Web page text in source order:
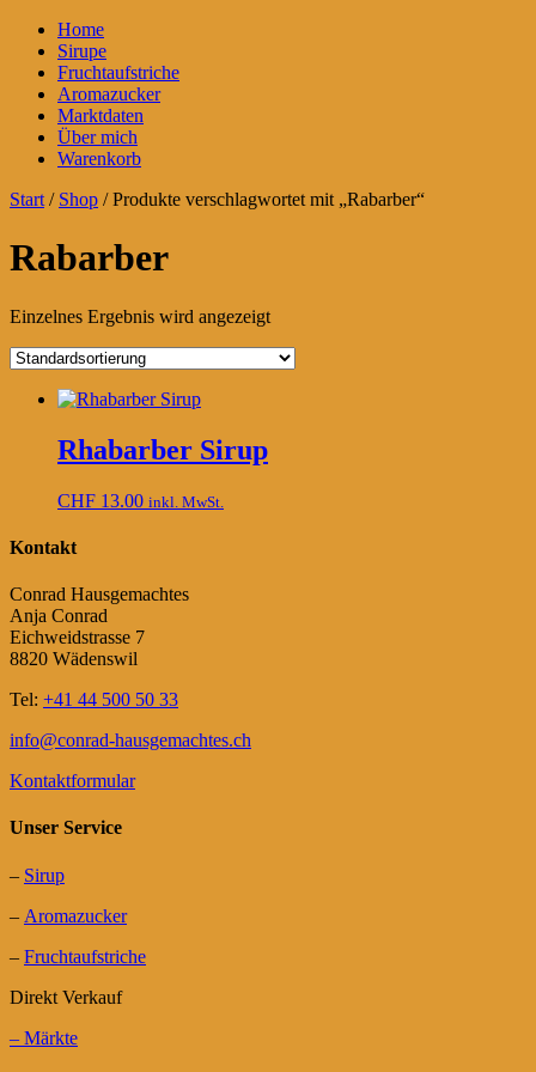
Home
Sirupe
Fruchtaufstriche
Aromazucker
Marktdaten
Über mich
Warenkorb
Start / Shop / Produkte verschlagwortet mit „Rabarber“
Rabarber
Einzelnes Ergebnis wird angezeigt
Rhabarber Sirup
CHF 13.00 inkl. MwSt.
Kontakt
Conrad Hausgemachtes
Anja Conrad
Eichweidstrasse 7
8820 Wädenswil
Tel: +41 44 500 50 33
info@conrad-hausgemachtes.ch
Kontaktformular
Unser Service
– Sirup
– Aromazucker
– Fruchtaufstriche
Direkt Verkauf
– Märkte